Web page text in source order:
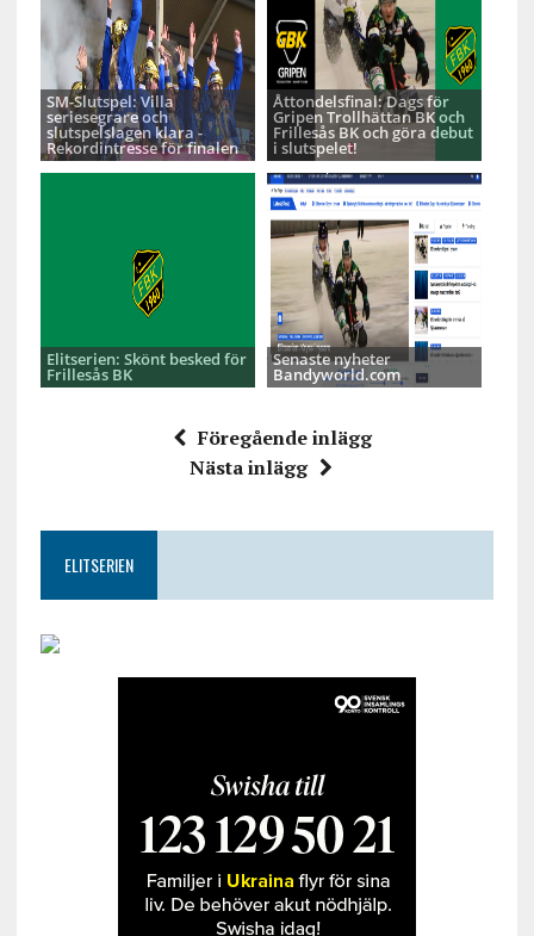
SM-Slutspel: Villa
seriesegrare och
slutspelslagen klara -
Rekordintresse för finalen
Åttondelsfinal: Dags för
Gripen Trollhättan BK och
Frillesås BK och göra debut
i slutspelet!
Elitserien: Skönt besked för
Frillesås BK
Senaste nyheter
Bandyworld.com
Föregående inlägg
Nästa inlägg
ELITSERIEN